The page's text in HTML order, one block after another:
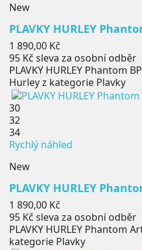
New
PLAVKY HURLEY
Cena
1 890,00 Kč
95 Kč sleva za osobní odběr
PLAVKY HURLEY Phantom
Hurley z kategorie Plavky
30
32
34
Rychlý náhled
New
PLAVKY HURLEY
Cena
1 890,00 Kč
95 Kč sleva za osobní odběr
PLAVKY HURLEY Phantom
kategorie Plavky